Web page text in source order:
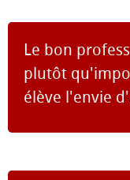
Le bon
plutôt
élève l'envie